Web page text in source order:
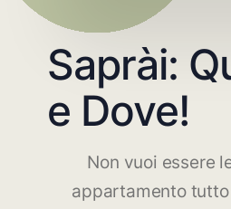
Saprài:
e Dove!
Non vuoi essere
appartamento